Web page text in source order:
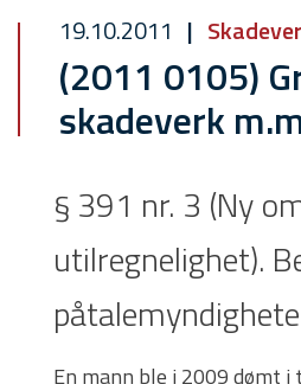
19.10.2011
(2011 0105)
skadeverk
§ 391 nr. 3 (Ny
utilregnelighet).
En mann ble i 2009 dømt